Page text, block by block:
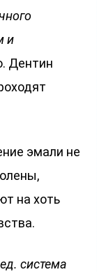
и
Дентин
эмали не
на хоть
система